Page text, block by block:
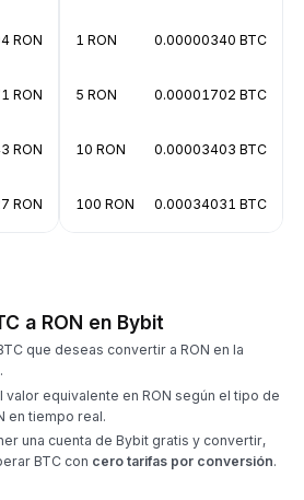
RON
RON
RON
RON
1 RON 0.00000340 BTC
5 RON 0.00001702 BTC
10 RON 0.00003403 BTC
100 RON 0.00034031 BTC
a RON en Bybit
que deseas convertir a RON en la
valor equivalente en RON según el tipo de
en tiempo real.
una cuenta de Bybit gratis y convertir,
BTC con cero tarifas por conversión.